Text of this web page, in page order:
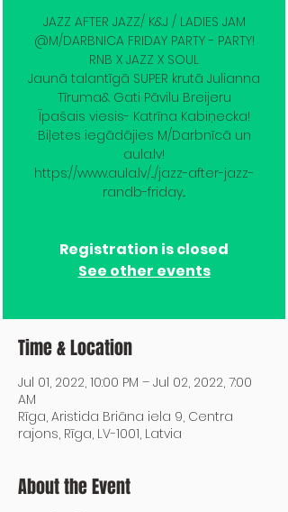
JAZZ AFTER JAZZ/ K&J / LADIES JAM
@M/DARBNICA FRIDAY PARTY - PARTY!
RNB X JAZZ X SOUL
Jaunā talantīgā SUPER krutā Julianna
Tīruma& Gati Pāvilu Breijeru
Īpašais viesis- Katrīna Kabiņecka!
Biļetes iegādājies M/Darbnīcā un
aula.lv!
https://www.aula.lv/.../jazz-after-jazz-
randb-friday...
Registration is closed
See other events
Time & Location
Jul 01, 2022, 10:00 PM – Jul 02, 2022, 7:00
AM
Rīga, Aristida Briāna iela 9, Centra
rajons, Rīga, LV-1001, Latvia
About the Event